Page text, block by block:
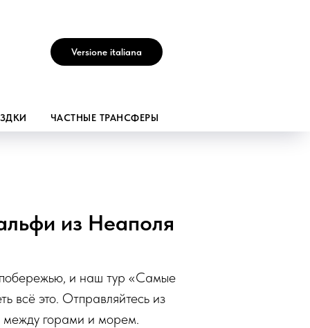
Versione italiana
ЧАСТНЫЕ ТРАНСФЕРЫ
из Неаполя
побережью, и наш тур «Самые
всё это. Отправляйтесь из
между горами и морем.